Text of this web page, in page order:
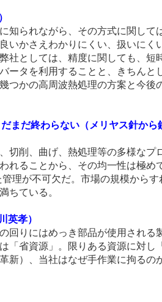
知られながら、その方式に関し
いかさえわかりにくい、扱いに
社としては、精度に関しても、
タを利用することと、きちん
つかの高周波熱処理の方案と今
まだ終わらない（メリヤス針から
切削、曲げ、熱処理等の多様な
れることから、その均一性は極
理が不可欠だ。市場の規模から
ちている。
英孝）
回りにはめっき部品が使用され
「省資源」。限りある資源に対
新）、当社はなぜ手作業に拘る